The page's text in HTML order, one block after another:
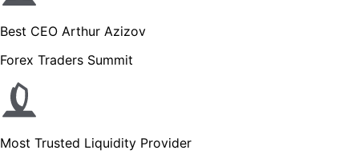
Best CEO Arthur Azizov
Forex Traders Summit
Most Trusted Liquidity Provider